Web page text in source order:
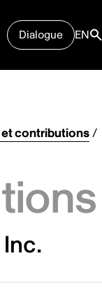
Dialogue EN
contributions/